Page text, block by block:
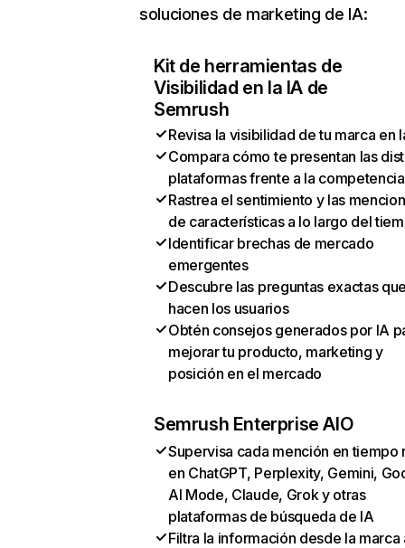
soluciones de marketing de IA:
Kit de herramientas de
Visibilidad en la IA de
Semrush
Revisa la visibilidad de tu marca en
Compara cómo te presentan las
plataformas frente a la competencia
Rastrea el sentimiento y las
de características a lo largo del
Identificar brechas de mercado
emergentes
Descubre las preguntas exactas
hacen los usuarios
Obtén consejos generados por IA
mejorar tu producto, marketing y
posición en el mercado
Semrush Enterprise AIO
Supervisa cada mención en tiempo
en ChatGPT, Perplexity, Gemini,
AI Mode, Claude, Grok y otras
plataformas de búsqueda de IA
Filtra la información desde la marca